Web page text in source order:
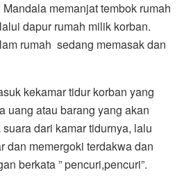
memanjat tembok rumah
dapur rumah milik korban.
rumah sedang memasak dan
kekamar tidur korban yang
uang atau barang yang akan
dari kamar tidurnya, lalu
dan memergoki terdakwa dan
berkata ” pencuri,pencuri”.